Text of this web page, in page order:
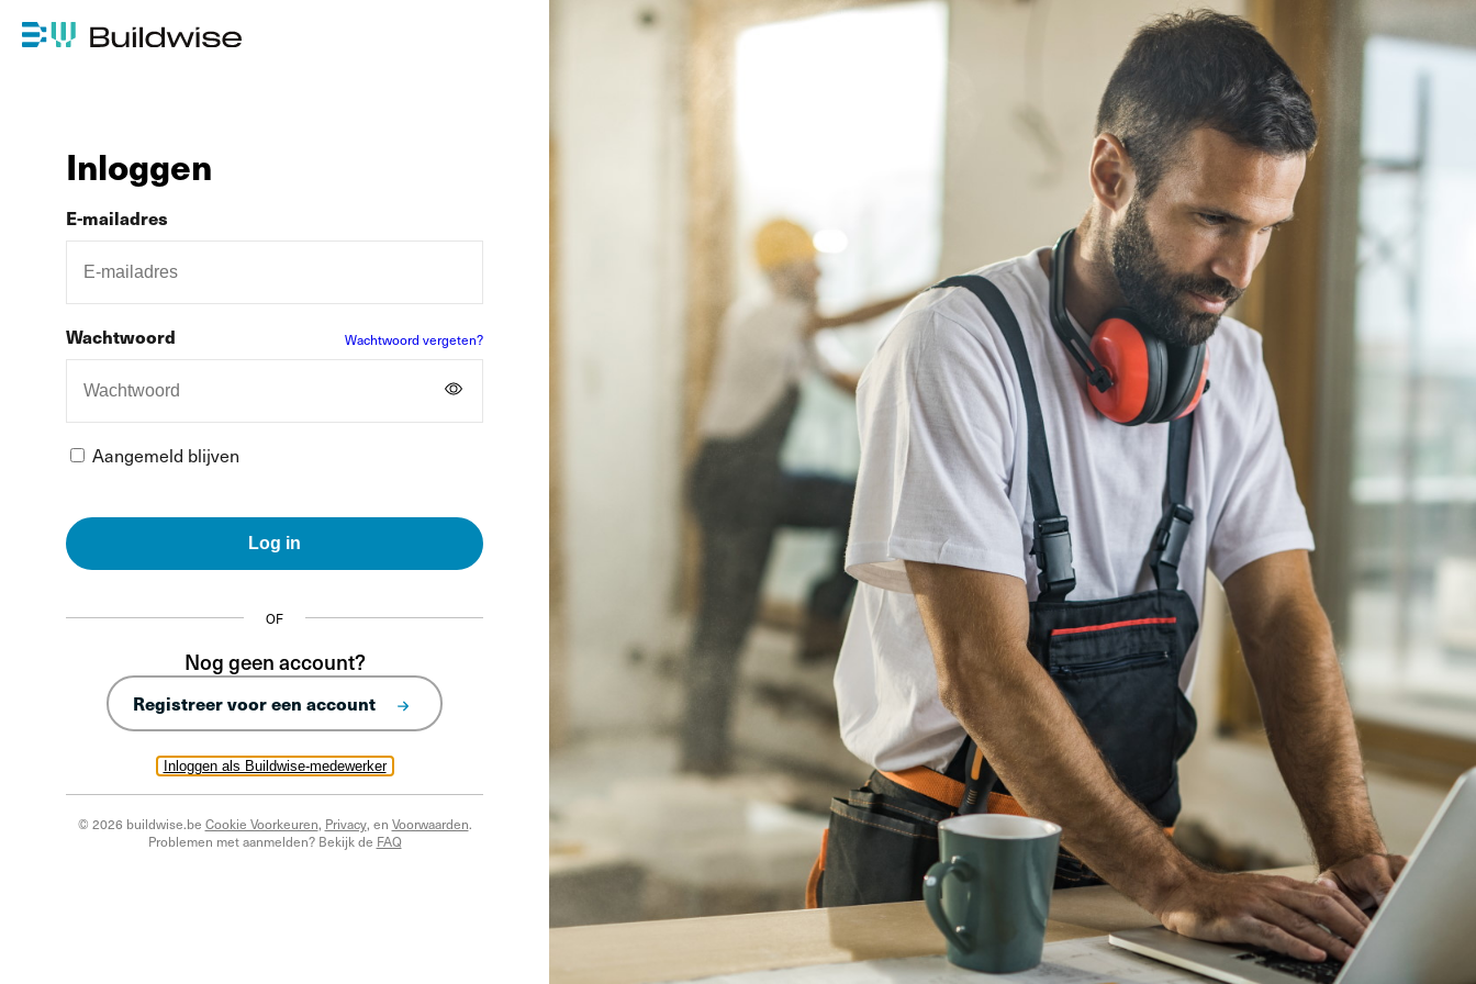
Inloggen
Inloggen als Buildwise-medewerker
E-mailadres
Wachtwoord Wachtwoord vergeten?
Aangemeld blijven
Log in
OF
Nog geen account?
Registreer voor een account
© 2026 buildwise.be Cookie Voorkeuren, Privacy, en Voorwaarden.
Problemen met aanmelden? Bekijk de FAQ